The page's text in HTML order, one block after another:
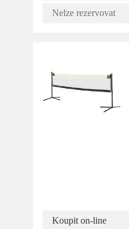
Nelze rezervovat
Koupit on-line